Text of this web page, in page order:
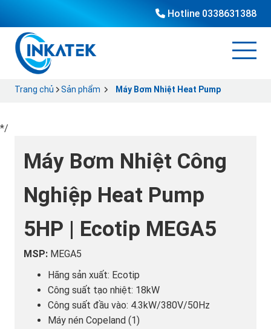
Hotline 0338631388
Trang chủ Sản phẩm Máy Bơm Nhiệt Heat Pump
*/
Máy Bơm Nhiệt Công
Nghiệp Heat Pump
5HP | Ecotip MEGA5
MSP: MEGA5
Hãng sản xuất: Ecotip
Công suất tạo nhiệt: 18kW
Công suất đầu vào: 4.3kW/380V/50Hz
Máy nén Copeland (1)